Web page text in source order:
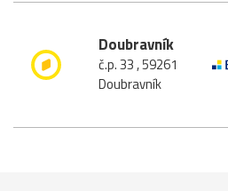
Doubravník
č.p. 33 , 59261
Doubravník